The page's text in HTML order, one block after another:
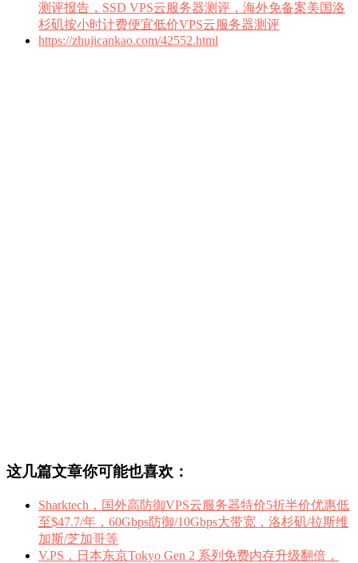
测评报告，SSD VPS云服务器测评，海外免备案美国洛
杉矶按小时计费便宜低价VPS云服务器测评
https://zhujicankao.com/42552.html
这几篇文章你可能也喜欢：
Sharktech，国外高防御VPS云服务器特价5折半价优惠低
至$47.7/年，60Gbps防御/10Gbps大带宽，洛杉矶/拉斯维
加斯/芝加哥等
V.PS，日本东京Tokyo Gen 2 系列免费内存升级翻倍，